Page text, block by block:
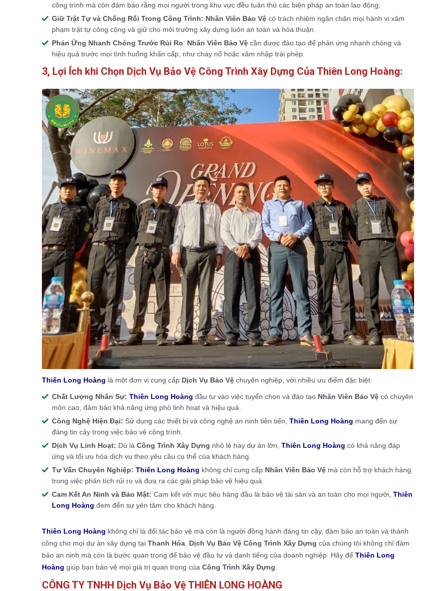
công trình mà còn đảm bảo rằng mọi người trong khu vực đều tuân thủ các biện pháp an toàn lao động.
Giữ Trật Tự và Chống Rối Trong Công Trình: Nhân Viên Bảo Vệ có trách nhiệm ngăn chặn mọi hành vi xâm
phạm trật tự công cộng và giữ cho môi trường xây dựng luôn an toàn và hòa thuận.
Phản Ứng Nhanh Chóng Trước Rủi Ro: Nhân Viên Bảo Vệ cần được đào tạo để phản ứng nhanh chóng và
hiệu quả trước mọi tình huống khẩn cấp, như cháy nổ hoặc xâm nhập trái phép.
3, Lợi Ích khi Chọn Dịch Vụ Bảo Vệ Công Trình Xây Dựng Của Thiên Long Hoàng:
Thiên Long Hoàng là một đơn vị cung cấp Dịch Vụ Bảo Vệ chuyên nghiệp, với nhiều ưu điểm đặc biệt:
Chất Lượng Nhân Sự: Thiên Long Hoàng đầu tư vào việc tuyển chọn và đào tạo Nhân Viên Bảo Vệ có chuyên
môn cao, đảm bảo khả năng ứng phó linh hoạt và hiệu quả.
Công Nghệ Hiện Đại: Sử dụng các thiết bị và công nghệ an ninh tiên tiến, Thiên Long Hoàng mang đến sự
đáng tin cậy trong việc bảo vệ công trình.
Dịch Vụ Linh Hoạt: Dù là Công Trình Xây Dựng nhỏ lẻ hay dự án lớn, Thiên Long Hoàng có khả năng đáp
ứng và tối ưu hóa dịch vụ theo yêu cầu cụ thể của khách hàng.
Tư Vấn Chuyên Nghiệp: Thiên Long Hoàng không chỉ cung cấp Nhân Viên Bảo Vệ mà còn hỗ trợ khách hàng
trong việc phân tích rủi ro và đưa ra các giải pháp bảo vệ hiệu quả.
Cam Kết An Ninh và Bảo Mật: Cam kết với mục tiêu hàng đầu là bảo vệ tài sản và an toàn cho mọi người, Thiên
Long Hoàng đem đến sự yên tâm cho khách hàng.
Thiên Long Hoàng không chỉ là đối tác bảo vệ mà còn là người đồng hành đáng tin cậy, đảm bảo an toàn và thành
công cho mọi dự án xây dựng tại Thanh Hóa Dịch Vụ Bảo Vệ Công Trình Xây Dựng của chúng tôi không chỉ đảm
bảo an ninh mà còn là bước quan trọng để bảo vệ đầu tư và danh tiếng của doanh nghiệp. Hãy để Thiên Long
Hoàng giúp bạn bảo vệ mọi giá trị quan trọng của Công Trình Xây Dựng
CÔNG TY TNHH Dịch Vụ Bảo Vệ THIÊN LONG HOÀNG